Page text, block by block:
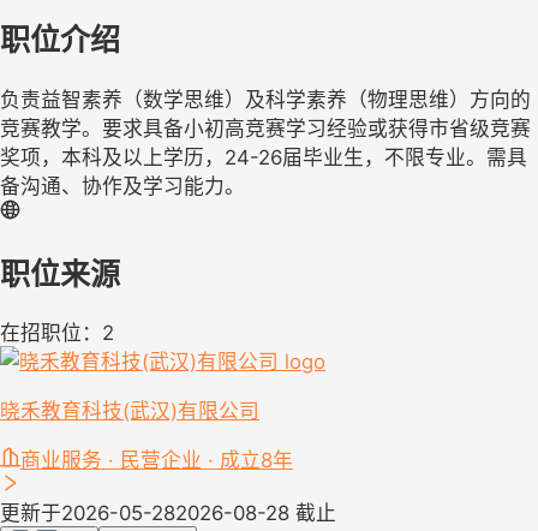
职位介绍
负责益智素养（数学思维）及科学素养（物理思维）方向的
竞赛教学。要求具备小初高竞赛学习经验或获得市省级竞赛
奖项，本科及以上学历，24-26届毕业生，不限专业。需具
备沟通、协作及学习能力。
职位来源
在招职位：2
晓禾教育科技(武汉)有限公司
商业服务 · 民营企业 · 成立8年
更新于2026-05-282026-08-28 截止